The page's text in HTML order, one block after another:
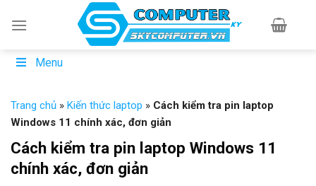
Menu
Trang chủ » Kiến thức laptop » Cách kiểm tra pin laptop
Windows 11 chính xác, đơn giản
Cách kiểm tra pin laptop Windows 11
chính xác, đơn giản